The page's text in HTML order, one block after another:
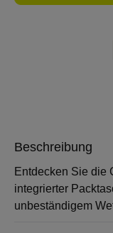
Beschreibung
Entdecken Sie die
integrierter
unbeständigem